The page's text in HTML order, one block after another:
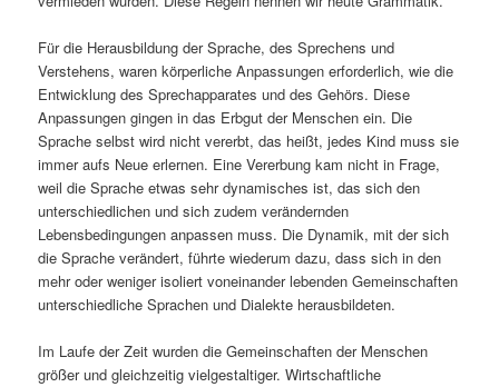
Für die Herausbildung der Sprache, des Sprechens und
Verstehens, waren körperliche Anpassungen erforderlich, wie die
Entwicklung des Sprechapparates und des Gehörs. Diese
Anpassungen gingen in das Erbgut der Menschen ein. Die
Sprache selbst wird nicht vererbt, das heißt, jedes Kind muss sie
immer aufs Neue erlernen. Eine Vererbung kam nicht in Frage,
weil die Sprache etwas sehr dynamisches ist, das sich den
unterschiedlichen und sich zudem verändernden
Lebensbedingungen anpassen muss. Die Dynamik, mit der sich
die Sprache verändert, führte wiederum dazu, dass sich in den
mehr oder weniger isoliert voneinander lebenden Gemeinschaften
unterschiedliche Sprachen und Dialekte herausbildeten.
Im Laufe der Zeit wurden die Gemeinschaften der Menschen
größer und gleichzeitig vielgestaltiger. Wirtschaftliche